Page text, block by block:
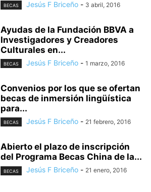
BECAS Jesús F Briceño - 3 abril, 2016
Ayudas de la Fundación BBVA a
Investigadores y Creadores
Culturales en...
BECAS Jesús F Briceño - 1 marzo, 2016
Convenios por los que se ofertan
becas de inmersión lingüística
para...
BECAS Jesús F Briceño - 21 febrero, 2016
Abierto el plazo de inscripción
del Programa Becas China de la...
BECAS Jesús F Briceño - 21 enero, 2016